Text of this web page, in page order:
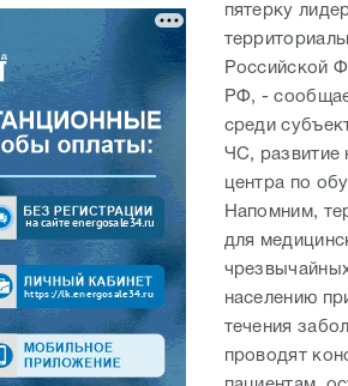
пятерку
Российской
РФ, -
среди
ЧС, развитие
центра по
Напомним,
для
населению
течения
проводят